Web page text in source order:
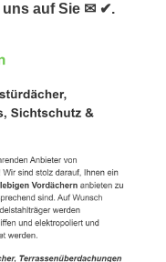
auf Sie ✉ ✔.